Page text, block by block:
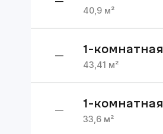
40,9 м²
— 1-комнатная
43,41 м²
— 1-комнатная
33,6 м²